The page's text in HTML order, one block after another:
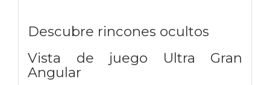
Descubre rincones ocultos
Vista de juego Ultra Gran
Angular